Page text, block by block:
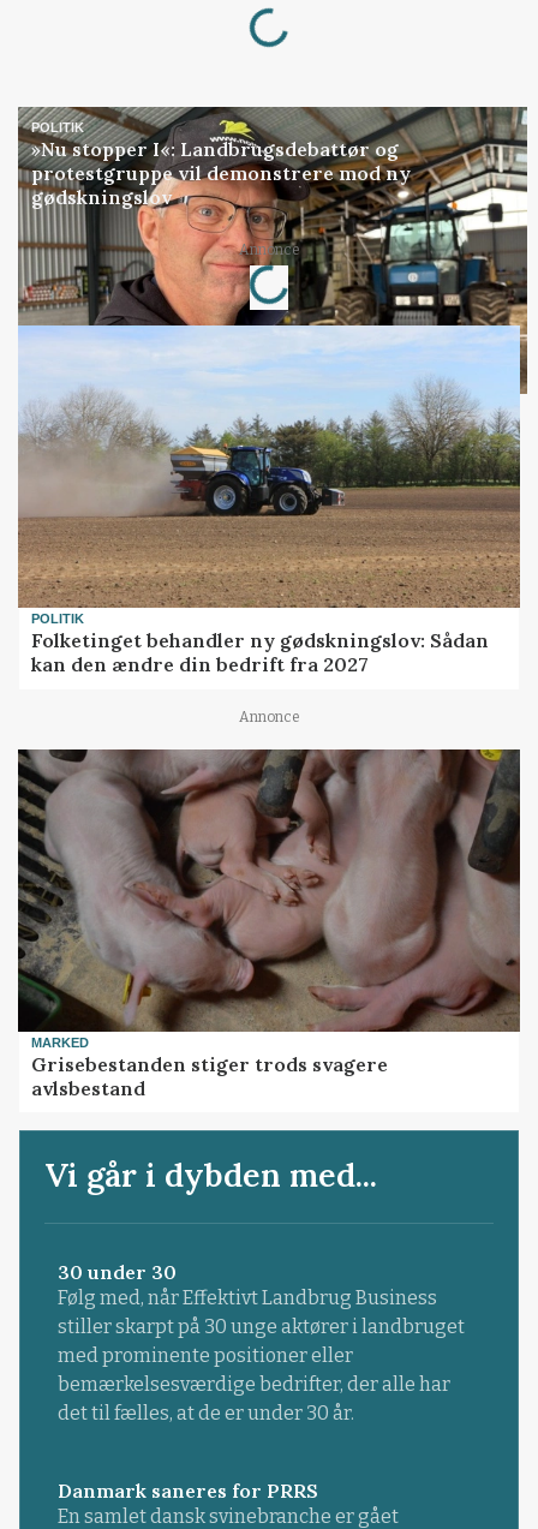
POLITIK
»Nu stopper I«: Landbrugsdebattør og
protestgruppe vil demonstrere mod ny
gødskningslov
Annonce
Loading...
POLITIK
Folketinget behandler ny gødskningslov: Sådan
kan den ændre din bedrift fra 2027
Annonce
MARKED
Grisebestanden stiger trods svagere
avlsbestand
Vi går i dybden med...
30 under 30
Følg med, når Effektivt Landbrug Business
stiller skarpt på 30 unge aktører i landbruget
med prominente positioner eller
bemærkelsesværdige bedrifter, der alle har
det til fælles, at de er under 30 år.
Danmark saneres for PRRS
En samlet dansk svinebranche er gået